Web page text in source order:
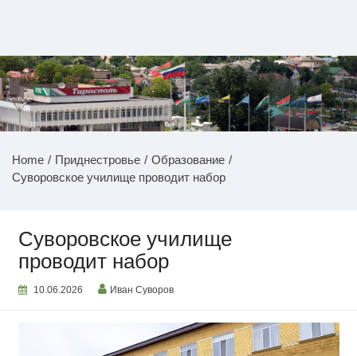
НОВОСТИ ПРИДНЕСТРОВЬЯ
Home Приднестровье
Образование
Суворовское училище проводит набор
Суворовское училище
проводит набор
10.06.2026 Иван Суворов